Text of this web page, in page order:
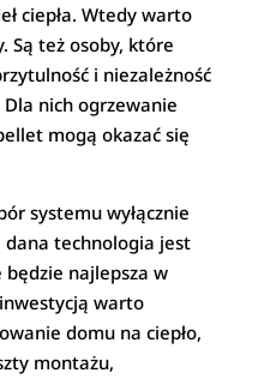
ciepła. Wtedy warto
Są też osoby, które
i niezależność
nich ogrzewanie
mogą okazać się
systemu wyłącznie
dana technologia jest
będzie najlepsza w
warto
domu na ciepło,
montażu,